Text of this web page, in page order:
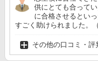
供にとても合って
に合格させるとい
すごく助けられました。
その他の口コミ・評